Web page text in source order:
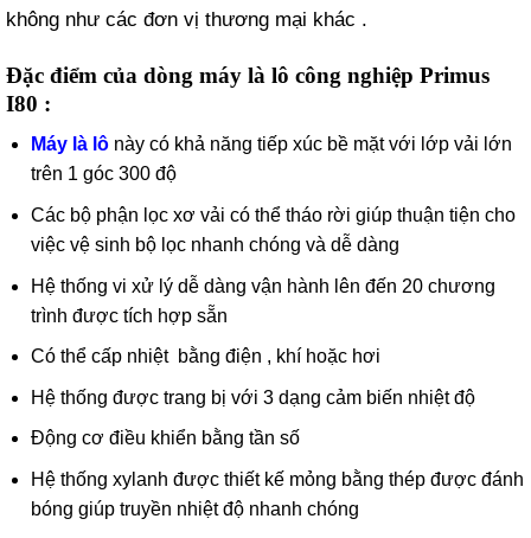
không như các đơn vị thương mại khác .
Đặc điểm của dòng máy là lô công nghiệp Primus
I80 :
Máy là lônày có khả năng tiếp xúc bề mặt với lớp vải lớn
trên 1 góc 300 độ
Các bộ phận lọc xơ vải có thể tháo rời giúp thuận tiện cho
việc vệ sinh bộ lọc nhanh chóng và dễ dàng
Hệ thống vi xử lý dễ dàng vận hành lên đến 20 chương
trình được tích hợp sẵn
Có thể cấp nhiệt bằng điện , khí hoặc hơi
Hệ thống được trang bị với 3 dạng cảm biến nhiệt độ
Động cơ điều khiển bằng tần số
Hệ thống xylanh được thiết kế mỏng bằng thép được đánh
bóng giúp truyền nhiệt độ nhanh chóng